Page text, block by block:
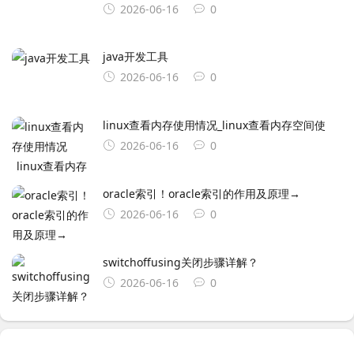
2026-06-16
0
java开发工具
2026-06-16
0
linux查看内存使用情况_linux查看内存空间使
2026-06-16
0
oracle索引！oracle索引的作用及原理→
2026-06-16
0
switchoffusing关闭步骤详解？
2026-06-16
0